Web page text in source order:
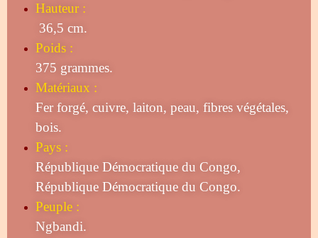
Hauteur :
36,5 cm.
Poids :
375 grammes.
Matériaux :
Fer forgé, cuivre, laiton, peau, fibres végétales,
bois.
Pays :
République Démocratique du Congo,
République Démocratique du Congo.
Peuple :
Ngbandi.